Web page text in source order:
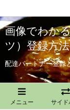
画像でわか
ツ）登録方法
配達パートナー登録
メニュー サイド